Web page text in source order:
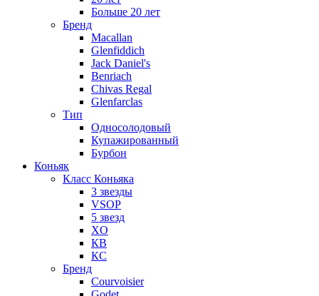
Больше 20 лет
Бренд
Macallan
Glenfiddich
Jack Daniel's
Benriach
Chivas Regal
Glenfarclas
Тип
Односолодовый
Купажированный
Бурбон
Коньяк
Класс Коньяка
3 звезды
VSOP
5 звезд
XO
КВ
КС
Бренд
Courvoisier